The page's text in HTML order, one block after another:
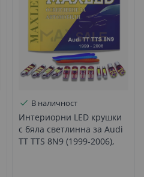
В наличност
Интериорни LED крушки
с бяла светлинна за Audi
TT TTS 8N9 (1999-2006),